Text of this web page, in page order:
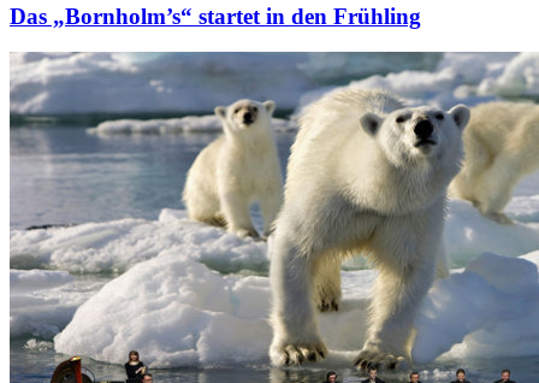
Das „Bornholm’s“ startet in den Frühling